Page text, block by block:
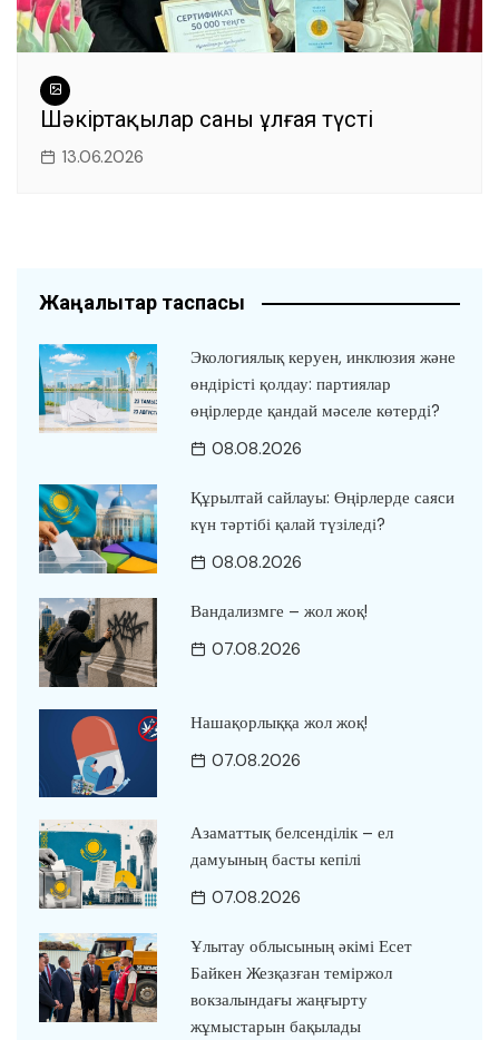
Шәкіртақылар саны ұлғая түсті
13.06.2026
Жаңалықтар таспасы
Экологиялық керуен, инклюзия және
өндірісті қолдау: партиялар
өңірлерде қандай мәселе көтерді?
08.08.2026
Құрылтай сайлауы: Өңірлерде саяси
күн тәртібі қалай түзіледі?
08.08.2026
Вандализмге – жол жоқ!
07.08.2026
Нашақорлыққа жол жоқ!
07.08.2026
Азаматтық белсенділік – ел
дамуының басты кепілі
07.08.2026
Ұлытау облысының әкімі Есет
Байкен Жезқазған теміржол
вокзалындағы жаңғырту
жұмыстарын бақылады